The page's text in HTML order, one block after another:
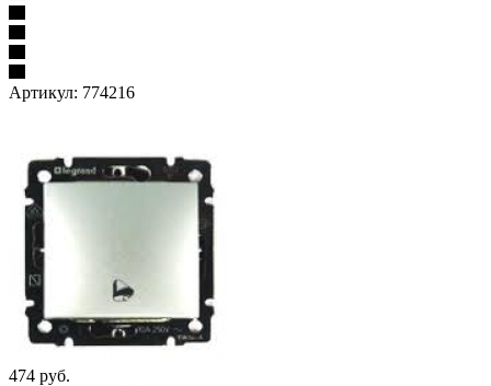
Артикул: 774216
474 руб.